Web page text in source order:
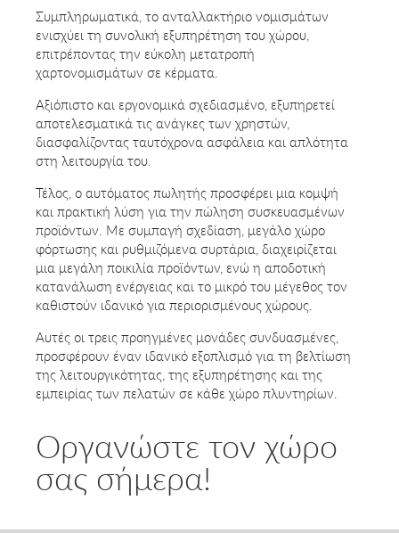
Συμπληρωματικά, το ανταλλακτήριο νομισμάτων
ενισχύει τη συνολική εξυπηρέτηση του χώρου,
επιτρέποντας την εύκολη μετατροπή
χαρτονομισμάτων σε κέρματα.
Αξιόπιστο και εργονομικά σχεδιασμένο, εξυπηρετεί
αποτελεσματικά τις ανάγκες των χρηστών,
διασφαλίζοντας ταυτόχρονα ασφάλεια και απλότητα
στη λειτουργία του.
Τέλος, ο αυτόματος πωλητής προσφέρει μια κομψή
και πρακτική λύση για την πώληση συσκευασμένων
προϊόντων. Με συμπαγή σχεδίαση, μεγάλο χώρο
φόρτωσης και ρυθμιζόμενα συρτάρια, διαχειρίζεται
μια μεγάλη ποικιλία προϊόντων, ενώ η αποδοτική
κατανάλωση ενέργειας και το μικρό του μέγεθος τον
καθιστούν ιδανικό για περιορισμένους χώρους.
Αυτές οι τρεις προηγμένες μονάδες συνδυασμένες,
προσφέρουν έναν ιδανικό εξοπλισμό για τη βελτίωση
της λειτουργικότητας, της εξυπηρέτησης και της
εμπειρίας των πελατών σε κάθε χώρο πλυντηρίων.
Οργανώστε τον χώρο
σας σήμερα!